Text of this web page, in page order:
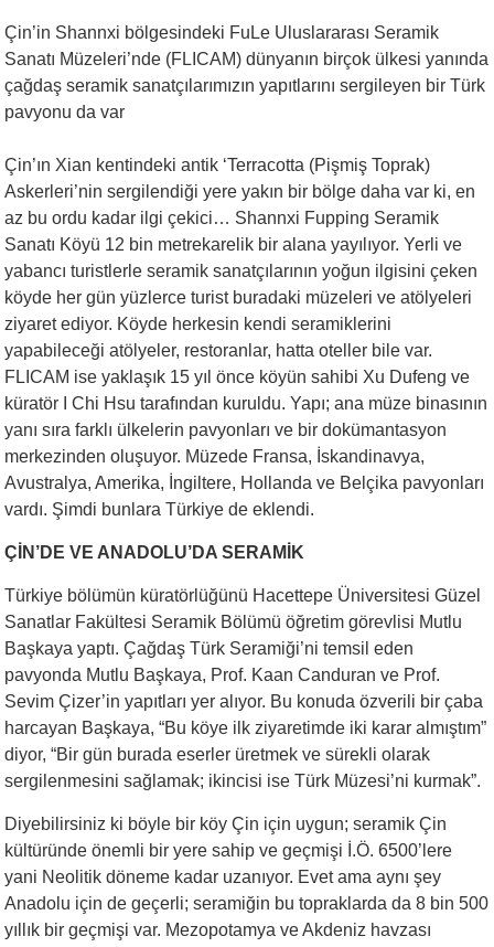
Çin’in Shannxi bölgesindeki FuLe Uluslararası Seramik
Sanatı Müzeleri’nde (FLICAM) dünyanın birçok ülkesi yanında
çağdaş seramik sanatçılarımızın yapıtlarını sergileyen bir Türk
pavyonu da var
Çin’ın Xian kentindeki antik ‘Terracotta (Pişmiş Toprak)
Askerleri’nin sergilendiği yere yakın bir bölge daha var ki, en
az bu ordu kadar ilgi çekici… Shannxi Fupping Seramik
Sanatı Köyü 12 bin metrekarelik bir alana yayılıyor. Yerli ve
yabancı turistlerle seramik sanatçılarının yoğun ilgisini çeken
köyde her gün yüzlerce turist buradaki müzeleri ve atölyeleri
ziyaret ediyor. Köyde herkesin kendi seramiklerini
yapabileceği atölyeler, restoranlar, hatta oteller bile var.
FLICAM ise yaklaşık 15 yıl önce köyün sahibi Xu Dufeng ve
küratör I Chi Hsu tarafından kuruldu. Yapı; ana müze binasının
yanı sıra farklı ülkelerin pavyonları ve bir dokümantasyon
merkezinden oluşuyor. Müzede Fransa, İskandinavya,
Avustralya, Amerika, İngiltere, Hollanda ve Belçika pavyonları
vardı. Şimdi bunlara Türkiye de eklendi.
ÇİN’DE VE ANADOLU’DA SERAMİK
Türkiye bölümün küratörlüğünü Hacettepe Üniversitesi Güzel
Sanatlar Fakültesi Seramik Bölümü öğretim görevlisi Mutlu
Başkaya yaptı. Çağdaş Türk Seramiği’ni temsil eden
pavyonda Mutlu Başkaya, Prof. Kaan Canduran ve Prof.
Sevim Çizer’in yapıtları yer alıyor. Bu konuda özverili bir çaba
harcayan Başkaya, “Bu köye ilk ziyaretimde iki karar almıştım”
diyor, “Bir gün burada eserler üretmek ve sürekli olarak
sergilenmesini sağlamak; ikincisi ise Türk Müzesi’ni kurmak”.
Diyebilirsiniz ki böyle bir köy Çin için uygun; seramik Çin
kültüründe önemli bir yere sahip ve geçmişi İ.Ö. 6500’lere
yani Neolitik döneme kadar uzanıyor. Evet ama aynı şey
Anadolu için de geçerli; seramiğin bu topraklarda da 8 bin 500
yıllık bir geçmişi var. Mezopotamya ve Akdeniz havzası